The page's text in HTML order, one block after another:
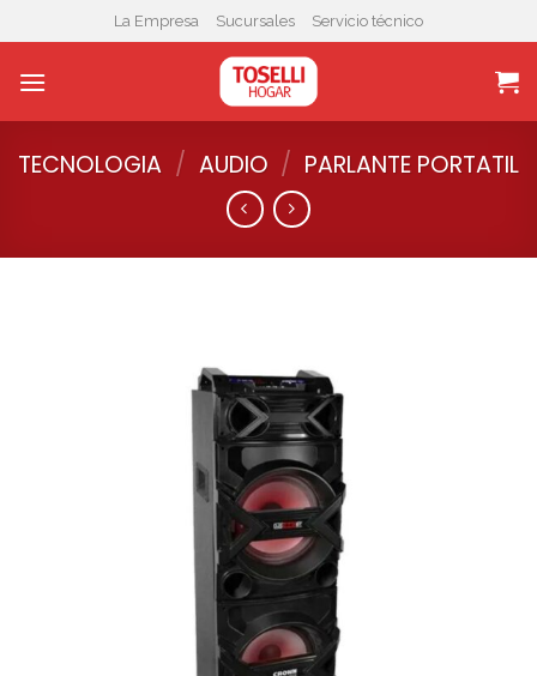
to
content
La Empresa Sucursales Servicio técnico
TECNOLOGIA / AUDIO / PARLANTE PORTATIL